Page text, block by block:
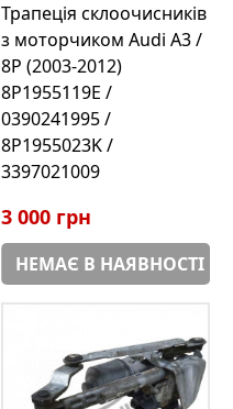
Трапеція склоочисників
з моторчиком Audi A3 /
8P (2003-2012)
8P1955119E /
0390241995 /
8P1955023K /
3397021009
3 000 грн
НЕМАЄ В НАЯВНОСТІ